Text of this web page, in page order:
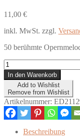
11,00 €
inkl. MwSt. zzgl.
50 berühmte
Pianissimo
-
La
donna
e`
mobile
Menge
In den Warenkorb
Add to Wishlist
Remove from Wishlist
Artikelnummer:
Beschreibung